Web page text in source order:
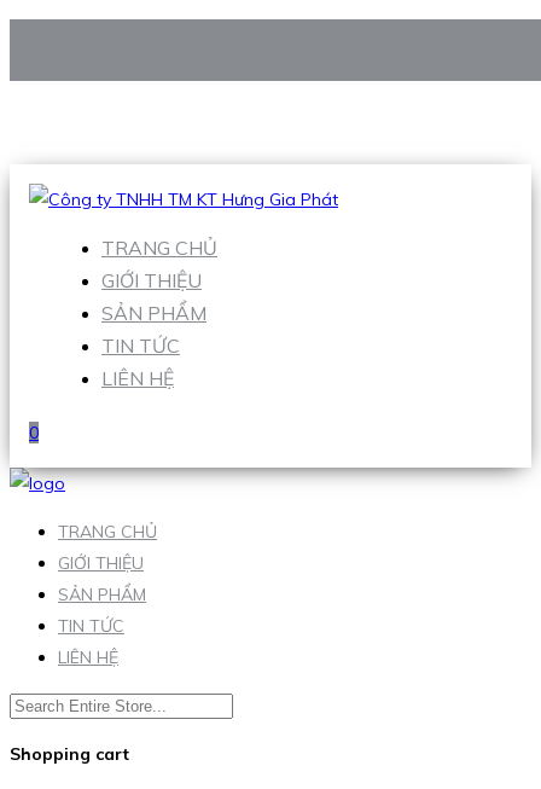
Hotline:0938 906 663
TRANG CHỦ
GIỚI THIỆU
SẢN PHẨM
TIN TỨC
LIÊN HỆ
0
TRANG CHỦ
GIỚI THIỆU
SẢN PHẨM
TIN TỨC
LIÊN HỆ
Shopping cart